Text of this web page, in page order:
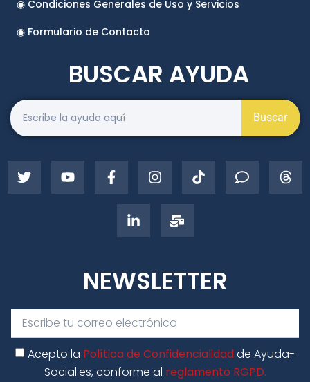
◉ Condiciones Generales de Uso y Servicios
◉ Formulario de Contacto
Buscar
BUSCAR AYUDA
NEWSLETTER
Acepto la Política de Confidencialidad de Ayuda-
Social.es, conforme al reglamento RGPD.